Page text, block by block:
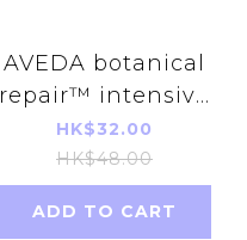
AVEDA botanical
repair™ intensive
strengthening
masque 10ML rich
Parallel Imports
Products
HK$32.00
HK$48.00
ADD TO CART